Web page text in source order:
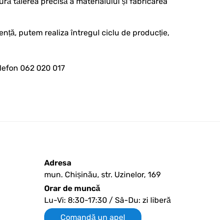
putem realiza întregul ciclu de producție,
062 020 017
Adresa
mun. Chișinău, str. Uzinelor, 169
Orar de muncă
Lu-Vi: 8:30-17:30 / Sâ-Du: zi liberă
Comandă un apel